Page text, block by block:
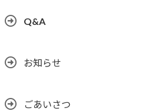
Q&A
お知らせ
ごあいさつ